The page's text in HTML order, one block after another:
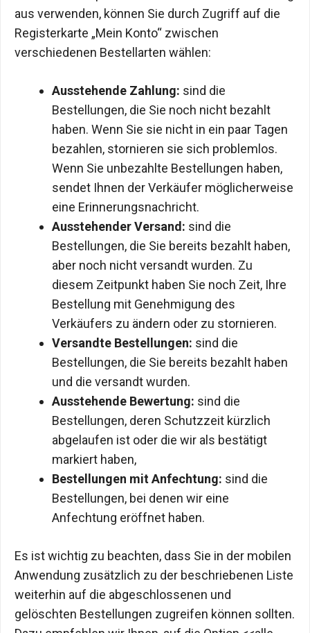
aus verwenden, können Sie durch Zugriff auf die
Registerkarte „Mein Konto“ zwischen
verschiedenen Bestellarten wählen:
Ausstehende Zahlung: sind die
Bestellungen, die Sie noch nicht bezahlt
haben. Wenn Sie sie nicht in ein paar Tagen
bezahlen, stornieren sie sich problemlos.
Wenn Sie unbezahlte Bestellungen haben,
sendet Ihnen der Verkäufer möglicherweise
eine Erinnerungsnachricht.
Ausstehender Versand: sind die
Bestellungen, die Sie bereits bezahlt haben,
aber noch nicht versandt wurden. Zu
diesem Zeitpunkt haben Sie noch Zeit, Ihre
Bestellung mit Genehmigung des
Verkäufers zu ändern oder zu stornieren.
Versandte Bestellungen: sind die
Bestellungen, die Sie bereits bezahlt haben
und die versandt wurden.
Ausstehende Bewertung: sind die
Bestellungen, deren Schutzzeit kürzlich
abgelaufen ist oder die wir als bestätigt
markiert haben,
Bestellungen mit Anfechtung: sind die
Bestellungen, bei denen wir eine
Anfechtung eröffnet haben.
Es ist wichtig zu beachten, dass Sie in der mobilen
Anwendung zusätzlich zu der beschriebenen Liste
weiterhin auf die abgeschlossenen und
gelöschten Bestellungen zugreifen können sollten.